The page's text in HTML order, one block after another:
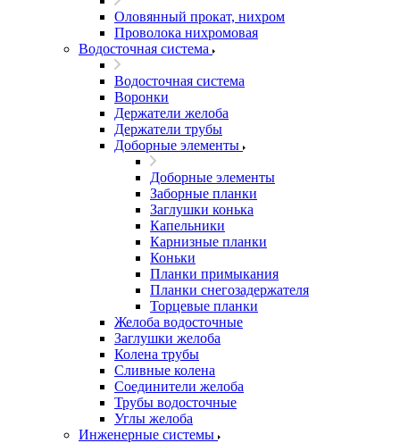
Оловянный прокат, нихром
Проволока нихромовая
Водосточная система
Водосточная система
Воронки
Держатели желоба
Держатели трубы
Доборные элементы
Доборные элементы
Заборные планки
Заглушки конька
Капельники
Карнизные планки
Коньки
Планки примыкания
Планки снегозадержателя
Торцевые планки
Желоба водосточные
Заглушки желоба
Колена трубы
Сливные колена
Соединители желоба
Трубы водосточные
Углы желоба
Инженерные системы